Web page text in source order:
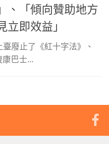
、「傾向贊助地方
立即效益」
廢止了《紅十字法》、
巴士...